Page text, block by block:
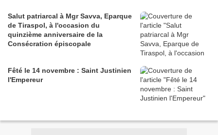
Salut patriarcal à Mgr Savva, Eparque
de Tiraspol, à l'occasion du
quinzième anniversaire de la
Consécration épiscopale
Fêté le 14 novembre : Saint Justinien
l'Empereur